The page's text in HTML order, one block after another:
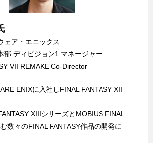
ェア・エニックス
部 ディビジョン1 マネージャー
VII REMAKE Co-Director
ENIXに入社しFINAL FANTASY XII
XIIIシリーズとMOBIUS FINAL
数々のFINAL FANTASY作品の開発に